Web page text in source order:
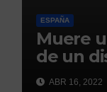
ESPAÑA
Muere
de un
enABR 16, 2022